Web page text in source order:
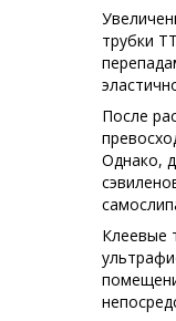
трубки
После
Однако,
Клеевые